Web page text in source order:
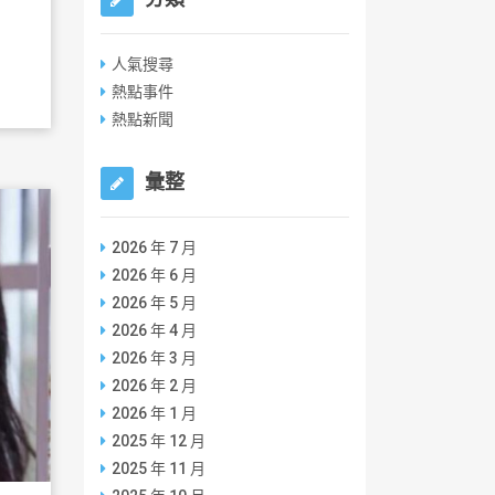
人氣搜尋
熱點事件
熱點新聞
彙整
2026 年 7 月
2026 年 6 月
2026 年 5 月
2026 年 4 月
2026 年 3 月
2026 年 2 月
2026 年 1 月
2025 年 12 月
2025 年 11 月